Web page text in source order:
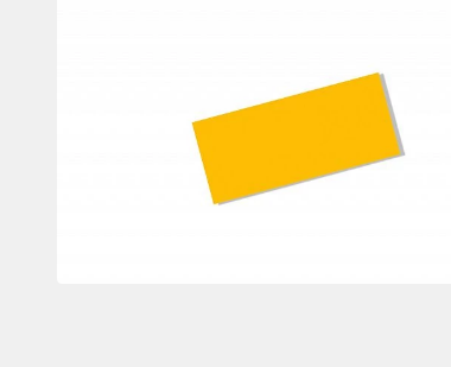
Листовые материалы
Клей, скотчи и крепёж